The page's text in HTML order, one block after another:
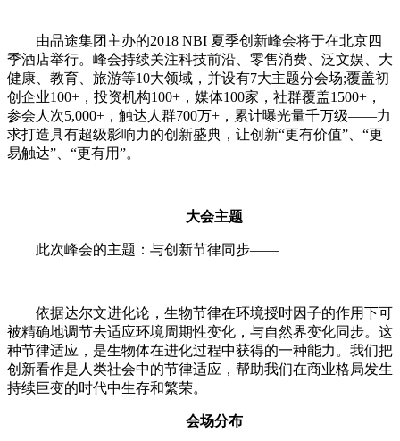
由品途集团主办的2018 NBI 夏季创新峰会将于在北京四
季酒店举行。峰会持续关注科技前沿、零售消费、泛文娱、大
健康、教育、旅游等10大领域，并设有7大主题分会场;覆盖初
创企业100+，投资机构100+，媒体100家，社群覆盖1500+，
参会人次5,000+，触达人群700万+，累计曝光量千万级——力
求打造具有超级影响力的创新盛典，让创新“更有价值”、“更
易触达”、“更有用”。
大会主题
此次峰会的主题：与创新节律同步——
依据达尔文进化论，生物节律在环境授时因子的作用下可
被精确地调节去适应环境周期性变化，与自然界变化同步。这
种节律适应，是生物体在进化过程中获得的一种能力。我们把
创新看作是人类社会中的节律适应，帮助我们在商业格局发生
持续巨变的时代中生存和繁荣。
会场分布